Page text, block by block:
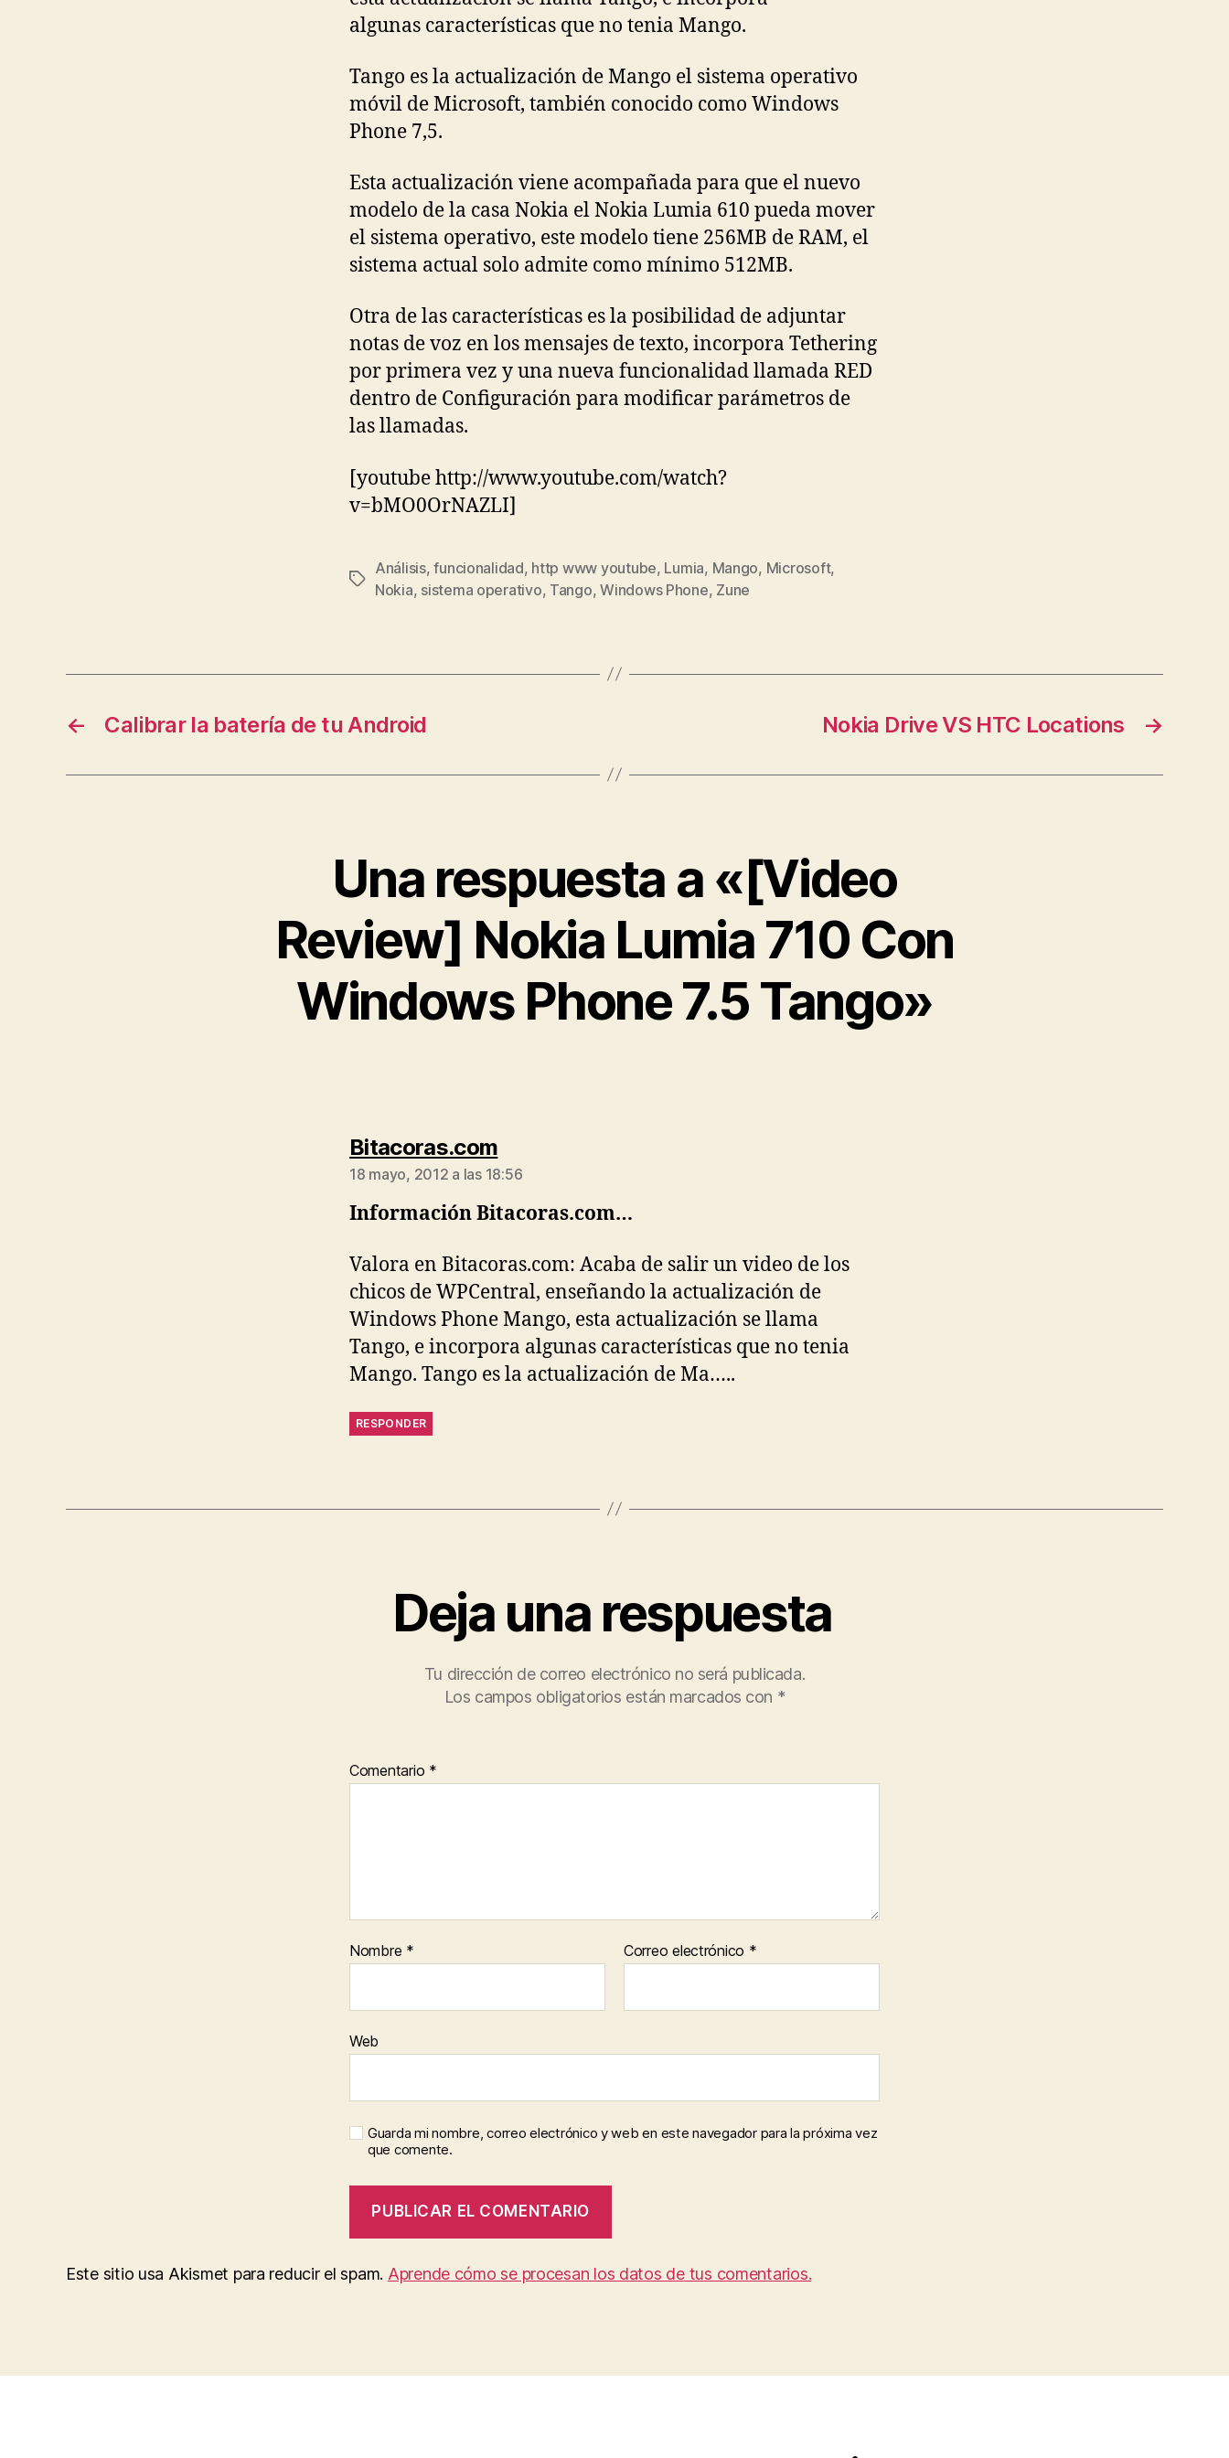
algunas características que no tenia Mango.
Tango es la actualización de Mango el sistema operativo
móvil de Microsoft, también conocido como Windows
Phone 7,5.
Esta actualización viene acompañada para que el nuevo
modelo de la casa Nokia el Nokia Lumia 610 pueda mover
el sistema operativo, este modelo tiene 256MB de RAM, el
sistema actual solo admite como mínimo 512MB.
Otra de las características es la posibilidad de adjuntar
notas de voz en los mensajes de texto, incorpora Tethering
por primera vez y una nueva funcionalidad llamada RED
dentro de Configuración para modificar parámetros de
las llamadas.
[youtube http://www.youtube.com/watch?
v=bMO0OrNAZLI]
Etiquetas
Análisis,funcionalidad, http www youtube, Lumia, Mango, Microsoft,
Nokia, sistema operativo, Tango,Windows Phone, Zune
← Calibrar la batería de tu Android →
Nokia Drive VS HTC Locations
Una respuesta a «[Video
Review] Nokia Lumia 710 Con
Windows Phone 7.5 Tango»
Bitacoras.comdice:
18 mayo, 2012 a las 18:56
Información Bitacoras.com…
Valora en Bitacoras.com: Acaba de salir un video de los
chicos de WPCentral, enseñando la actualización de
Windows Phone Mango, esta actualización se llama
Tango, e incorpora algunas características que no tenia
Mango. Tango es la actualización de Ma…..
RESPONDER
Deja una respuesta
Tu dirección de correo electrónico no será publicada.
Los campos obligatorios están marcados con *
Comentario *
Nombre * Correo electrónico *
Web
Guarda mi nombre, correo electrónico y web en este navegador para la próxima vez
que comente.
Este sitio usa Akismet para reducir el spam. Aprende cómo se procesan los datos de tus comentarios.